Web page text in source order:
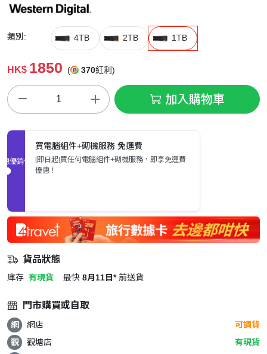
類別: 4TB 2TB 1TB
HK$ 1850 ( 370紅利)
加入購物車
促銷優惠
買電腦組件+砌機服務 免運費
[即日起]買任何電腦組件+砌機服務，即享免運費
優惠！
貨品狀態
庫存 有現貨 最快 8月11日* 前送貨
門市購買或自取
網 網店
可調貨
觀
觀塘店
有現貨